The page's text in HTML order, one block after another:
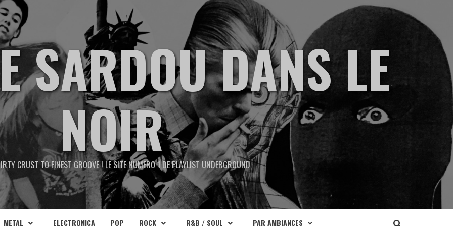
SARDOU DANS LE
NOIR
CRUST TO FINEST GROOVE ! LE SITE NUMERO 1 DE PLAYLIST UNDERGROUND
METAL ELECTRONICA POP ROCK R&B / SOUL PAR AMBIANCES